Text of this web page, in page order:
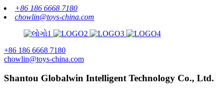
+86 186 6668 7180
chowlin@toys-china.com
+86 186 6668 7180
chowlin@toys-china.com
Shantou Globalwin Intelligent Technology Co., Ltd.